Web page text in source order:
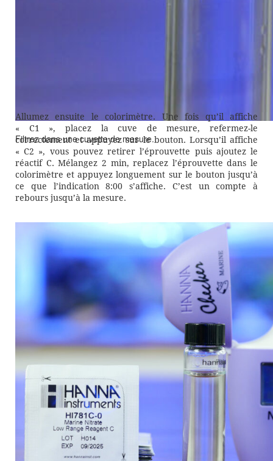
Filtrez dans une cuvette de mesure.
Allumez ensuite le colorimètre. Une fois qu’il affiche
« C1 », placez la cuve de mesure, refermez-le
correctement et appuyez sur le bouton. Lorsqu’il affiche
« C2 », vous pouvez retirer l’éprouvette puis ajoutez le
réactif C. Mélangez 2 min, replacez l’éprouvette dans le
colorimètre et appuyez longuement sur le bouton jusqu’à
ce que l’indication 8:00 s’affiche. C’est un compte à
rebours jusqu’à la mesure.